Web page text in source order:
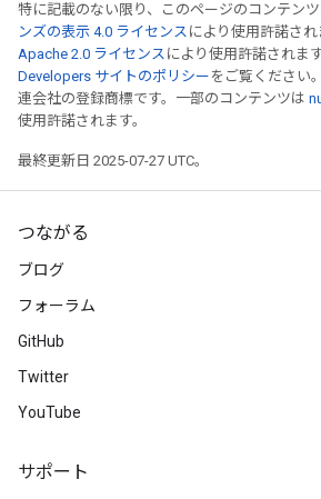
特に記載のない限り、このページのコンテン
ンズの表示 4.0 ライセンス により使用許諾さ
Apache 2.0 ライセンス により使用許諾されま
Developers サイトのポリシー をご覧ください
連会社の登録商標です。一部のコンテンツは
使用許諾されます。
最終更新日 2025-07-27 UTC。
つながる
ブログ
フォーラム
GitHub
Twitter
YouTube
サポート